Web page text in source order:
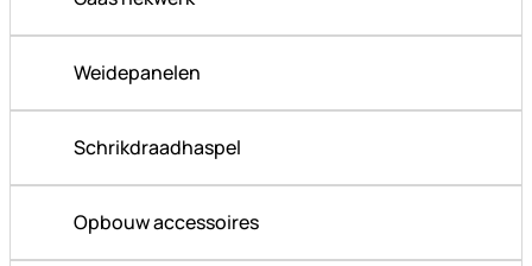
Weidepanelen
Schrikdraadhaspel
Opbouw accessoires